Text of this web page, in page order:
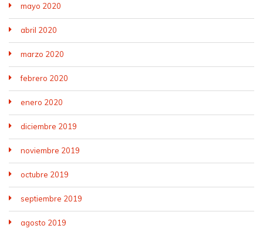
mayo 2020
abril 2020
marzo 2020
febrero 2020
enero 2020
diciembre 2019
noviembre 2019
octubre 2019
septiembre 2019
agosto 2019